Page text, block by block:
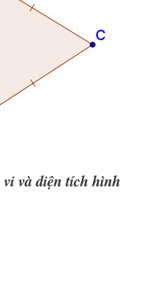
và diện tích hình